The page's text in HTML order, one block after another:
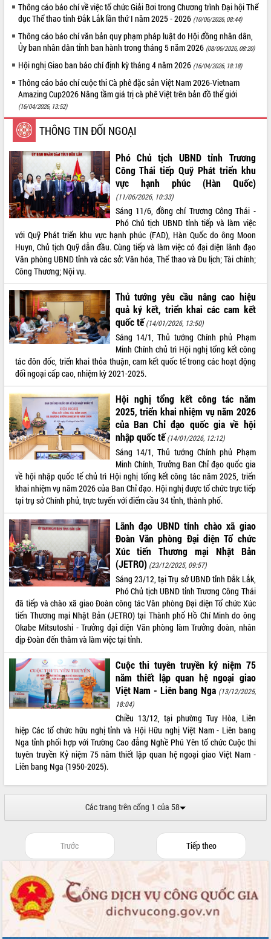
VIDEO
Loading the player...
Khám bệnh, cấp phát thuốc miễn phí
và tặng quà người dân xã Cư Pui
Hội nghị UBND tỉnh Đắk Lắk thường kỳ
Lễ truy tặng danh hiệu “Bà Mẹ Việt
Nam Anh hùng” và trao Huân chương
Lao động
UBND tỉnh Đắk Lắk triển khai nhiệm
vụ 6 tháng cuối năm 2026
Kỳ họp thứ Hai, Hội đồng nhân dân
tỉnh khóa XI quyết nghị nhiều nội dung
quan trọng
Bí thư Tỉnh ủy Lương Nguyễn Minh
Triết thăm, tặng quà người có công với
cách mạng
Rà soát, hoàn thiện hệ thống thiết chế
văn hóa, thể thao đáp ứng yêu cầu
phát triển mới
Thường trực HĐND tỉnh Đắk Lắk gặp
mặt Đoàn chuyên gia y tế TP. Hồ Chí
Minh
Lễ truy điệu và an táng hài cốt liệt sĩ
tại Nghĩa trang Liệt sĩ xã Sơn Hòa
Bàn giải pháp tháo gỡ khó khăn trong
xuất khẩu sầu riêng và triển khai quy
định EUDR
Thứ trưởng Bộ Nông nghiệp và Môi
trường Nguyễn Hoàng Hiệp khảo sát
vùng trồng và doanh nghiệp đóng gói
sầu riêng tại Đắk Lắk
Trình diễn nghệ thuật chế biến các
Đắk Lắk công bố Quy hoạch và xúc
tiến đầu tư tỉnh
Ngành cá ngừ Đắk Lắk chủ động thích
ứng để giữ vững thị trường xuất khẩu
Diễn đàn Kinh tế tư nhân Việt Nam đột
phá cơ chế - Hợp tác công tư
Đề án 06 tạo bước ngoặt đột phá trong
cải cách hành chính tỉnh Đắk Lắk
Kết nối tour, đẩy mạnh chuyển đổi số
để phát triển du lịch Đắk Lắk
Khởi động Dự án Đầu tư xây dựng hạ
tầng kỹ thuật Cụm công nghiệp Tân
Tiến
Gặp mặt các cơ quan báo chí nhân Kỷ
niệm 101 năm Ngày Báo chí Cách
Đắk Lắk sơ kết 4 năm triển khai thực
hiện Đề án 06 của Chính phủ
Họp báo thông tin về Hội nghị Công bố
Quy hoạch và Xúc tiến đầu tư tỉnh Đắk
Lắk
Khơi thông điểm nghẽn, đẩy nhanh
giải ngân vốn khắc phục thiên tai
HĐND tỉnh thông qua điều chỉnh Quy
hoạch tỉnh thời kỳ 2021-2030
ALBUM ẢNH
LIÊN KẾT WEB
THỐNG KÊ TRUY CẬP
Hôm nay:
10548
Tất cả: 66096216
Thông cáo báo chí về việc tổ chức Giải Bơi trong Chương trình Đại hội Thể
dục Thể thao tỉnh Đắk Lắk lần thứ I năm 2025 - 2026 (10/06/2026, 08:44)
Thông cáo báo chí văn bản quy phạm pháp luật do Hội đồng nhân dân,
Ủy ban nhân dân tỉnh ban hành trong tháng 5 năm 2026 (08/06/2026, 08:20)
Hội nghị Giao ban báo chí định kỳ tháng 4 năm 2026 (16/04/2026, 18:18)
Thông cáo báo chí cuộc thi Cà phê đặc sản Việt Nam 2026-Vietnam
Amazing Cup2026 Nâng tầm giá trị cà phê Việt trên bản đồ thế giới
(16/04/2026, 13:52)
THÔNG TIN ĐỐI NGOẠI
Phó Chủ tịch UBND tỉnh Trương
Công Thái tiếp Quỹ Phát triển khu
vực hạnh phúc (Hàn Quốc)
(11/06/2026, 10:33)
Sáng 11/6, đồng chí Trương Công Thái -
Phó Chủ tịch UBND tỉnh tiếp và làm việc
với Quỹ Phát triển khu vực hạnh phúc (FAD), Hàn Quốc do ông Moon
Huyn, Chủ tịch Quỹ dẫn đầu. Cùng tiếp và làm việc có đại diện lãnh đạo
Văn phòng UBND tỉnh và các sở: Văn hóa, Thể thao và Du lịch; Tài chính;
Công Thương; Nội vụ.
Thủ tướng yêu cầu nâng cao hiệu
quả ký kết, triển khai các cam kết
quốc tế (14/01/2026, 13:50)
Sáng 14/1, Thủ tướng Chính phủ Phạm
Minh Chính chủ trì Hội nghị tổng kết công
tác đôn đốc, triển khai thỏa thuận, cam kết quốc tế trong các hoạt động
đối ngoại cấp cao, nhiệm kỳ 2021-2025.
Hội nghị tổng kết công tác năm
2025, triển khai nhiệm vụ năm 2026
của Ban Chỉ đạo quốc gia về hội
nhập quốc tế (14/01/2026, 12:12)
Sáng 14/1, Thủ tướng Chính phủ Phạm
Minh Chính, Trưởng Ban Chỉ đạo quốc gia
về hội nhập quốc tế chủ trì Hội nghị tổng kết công tác năm 2025, triển
khai nhiệm vụ năm 2026 của Ban Chỉ đạo. Hội nghị được tổ chức trực tiếp
tại trụ sở Chính phủ, trực tuyến với điểm cầu 34 tỉnh, thành phố.
Lãnh đạo UBND tỉnh chào xã giao
Đoàn Văn phòng Đại diện Tổ chức
Xúc tiến Thương mại Nhật Bản
(JETRO) (23/12/2025, 09:57)
Sáng 23/12, tại Trụ sở UBND tỉnh Đắk Lắk,
Phó Chủ tịch UBND tỉnh Trương Công Thái
đã tiếp và chào xã giao Đoàn công tác Văn phòng Đại diện Tổ chức Xúc
tiến Thương mại Nhật Bản (JETRO) tại Thành phố Hồ Chí Minh do ông
Okabe Mitsutoshi - Trưởng đại diện Văn phòng làm Trưởng đoàn, nhân
dịp Đoàn đến thăm và làm việc tại tỉnh.
Cuộc thi tuyên truyền kỷ niệm 75
năm thiết lập quan hệ ngoại giao
Việt Nam - Liên bang Nga (13/12/2025,
18:04)
Chiều 13/12, tại phường Tuy Hòa, Liên
hiệp Các tổ chức hữu nghị tỉnh và Hội Hữu nghị Việt Nam - Liên bang
Nga tỉnh phối hợp với Trường Cao đẳng Nghề Phú Yên tổ chức Cuộc thi
tuyên truyền Kỷ niệm 75 năm thiết lập quan hệ ngoại giao Việt Nam -
Liên bang Nga (1950-2025).
Các trang trên cổng 1 của 58
Trước Tiếp theo